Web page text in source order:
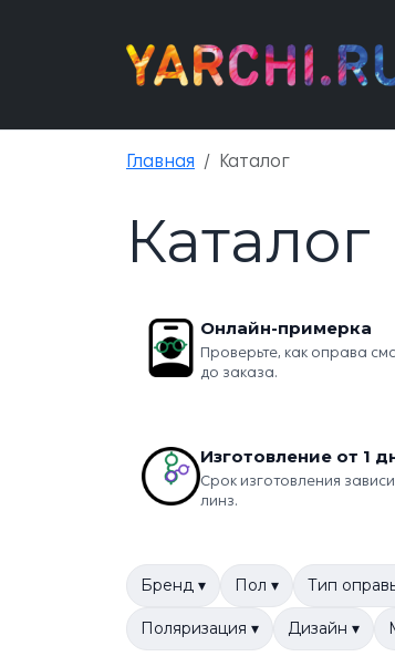
Главная Каталог
Каталог
Онлайн-примерка
Проверьте, как оправа
до заказа.
Изготовление от 1
Срок изготовления
линз.
Бренд ▾ Пол ▾ Тип
Поляризация ▾ Дизайн ▾